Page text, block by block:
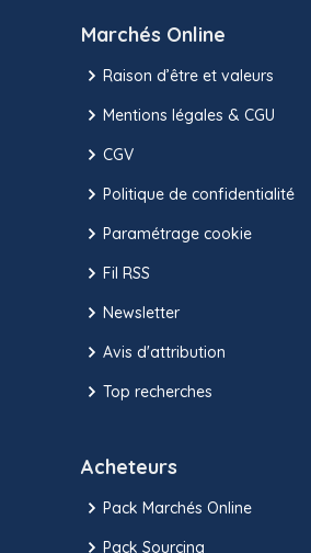
Marchés Online
Raison d’être et valeurs
Mentions légales & CGU
CGV
Politique de confidentialité
Paramétrage cookie
Fil RSS
Newsletter
Avis d'attribution
Top recherches
Acheteurs
Pack Marchés Online
Pack Sourcing